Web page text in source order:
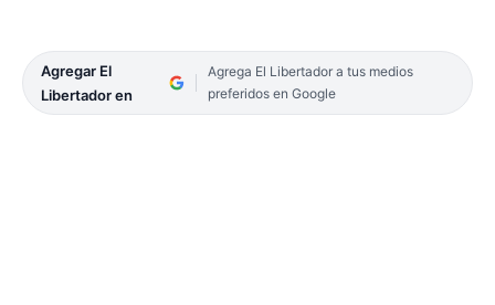
Agregar El
Libertador en
Agrega El Libertador a tus medios
preferidos en Google